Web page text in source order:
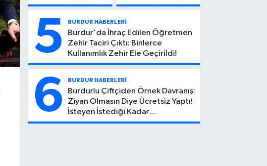
Köyü
Feci Kaza:
1 Ölü, 2
Yaralı
Ölüm:
Can Atıcı
Genç
Yaşta
Yaşamını
Yitirdi
5 BURDUR HABERLERİ
Burdur'da İhraç Edilen Öğretmen
Zehir Taciri Çıktı: Binlerce
Kullanımlık Zehir Ele Geçirildi!
6 BURDUR HABERLERİ
Burdurlu Çiftçiden Örnek Davranış:
Ziyan Olmasın Diye Ücretsiz Yaptı!
İsteyen İstediği Kadar
Toplayabilecek